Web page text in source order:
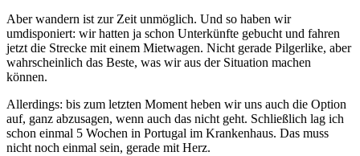
Aber wandern ist zur Zeit unmöglich. Und so haben wir
umdisponiert: wir hatten ja schon Unterkünfte gebucht und fahren
jetzt die Strecke mit einem Mietwagen. Nicht gerade Pilgerlike, aber
wahrscheinlich das Beste, was wir aus der Situation machen
können.
Allerdings: bis zum letzten Moment heben wir uns auch die Option
auf, ganz abzusagen, wenn auch das nicht geht. Schließlich lag ich
schon einmal 5 Wochen in Portugal im Krankenhaus. Das muss
nicht noch einmal sein, gerade mit Herz.